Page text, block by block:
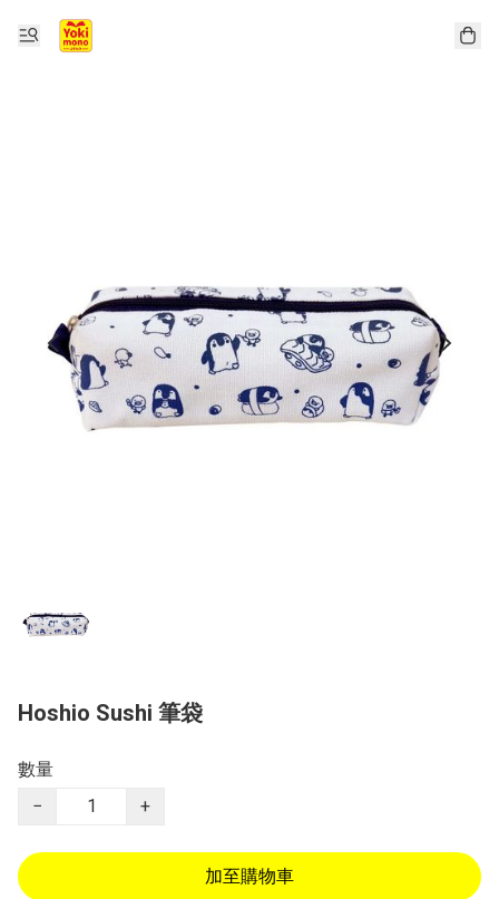
Hoshio Sushi 筆袋
數量
−
+
加至購物車